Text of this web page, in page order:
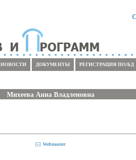
РЕГИСТРАЦИЯ ПО/БД
ДОКУМЕНТЫ
НОВОСТИ
Михеева Анна Владленовна
Webmaster